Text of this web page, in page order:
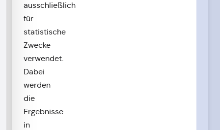
ausschließlich
für
statistische
Zwecke
verwendet.
Dabei
werden
die
Ergebnisse
in